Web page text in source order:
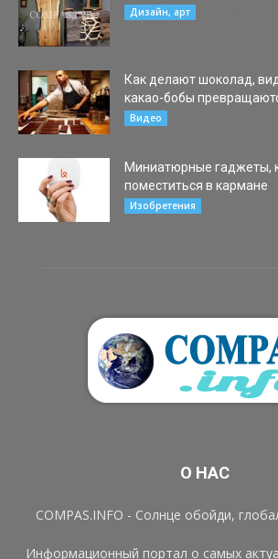
Дизайн, арт
Как делают шоколад,
какао-бобы
Видео
Миниатюрные гаджеты,
поместиться в кармане
Изобретения
О НАС
COMPAS.INFO - Солнце обойди,
Информационный портал о самых